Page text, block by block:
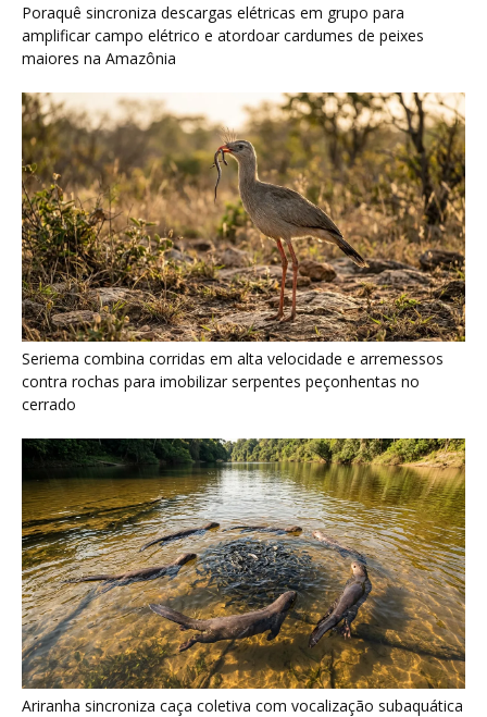
Poraquê sincroniza descargas elétricas em grupo para
amplificar campo elétrico e atordoar cardumes de peixes
maiores na Amazônia
Seriema combina corridas em alta velocidade e arremessos
contra rochas para imobilizar serpentes peçonhentas no
cerrado
Ariranha sincroniza caça coletiva com vocalização subaquática